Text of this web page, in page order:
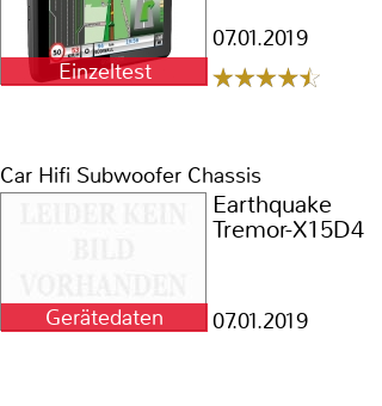
Einzeltest
07.01.2019
Car Hifi Subwoofer Chassis
Gerätedaten
Earthquake
Tremor-X15D4
07.01.2019